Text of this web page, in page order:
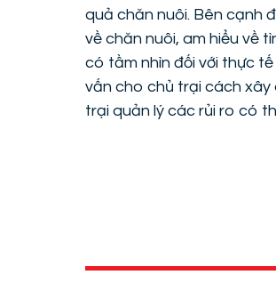
quả chăn nuôi. Bên cạnh
về chăn nuôi, am hiểu về
có tầm nhìn đối với thực
vấn cho chủ trại cách xây
trại quản lý các rủi ro có